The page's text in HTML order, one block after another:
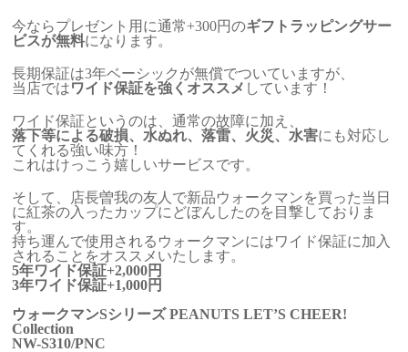
今ならプレゼント用に通常+300円のギフトラッピングサー
ビスが無料になります。
長期保証は3年ベーシックが無償でついていますが、
当店ではワイド保証を強くオススメ しています！
ワイド保証というのは、通常の故障に加え、
落下等による破損、水ぬれ、落雷、火災、水害にも対応し
てくれる強い味方！
これはけっこう嬉しいサービスです。
そして、店長曽我の友人で新品ウォークマンを買った当日
に紅茶の入ったカップにどぼんしたのを目撃しておりま
す。
持ち運んで使用されるウォークマンにはワイド保証に加入
されることをオススメいたします。
5年ワイド保証+2,000円
3年ワイド保証+1,000円
ウォークマンSシリーズ PEANUTS LET’S CHEER!
Collection
NW-S310/PNC